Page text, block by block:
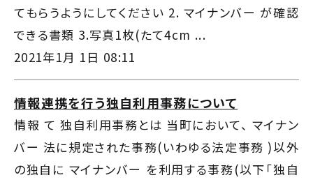
てもらうようにしてください 2. マイナンバー が確認
できる書類 3.写真1枚(たて4cm ...
2021年1月 1日 08:11
情報連携を行う独自利用事務について
情報 て 独自利用事務とは 当町において、 マイナン
バー 法に規定された事務(いわゆる法定事務 )以外
の独自に マイナンバー を利用する事務(以下「独自